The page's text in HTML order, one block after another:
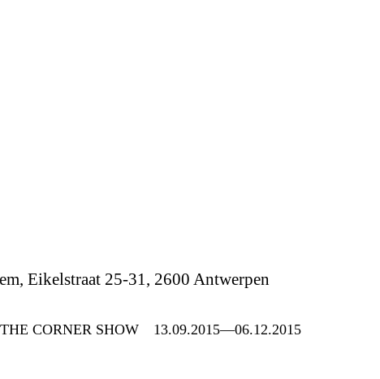
Eikelstraat 25-31, 2600 Antwerpen
THE CORNER SHOW 13.09.2015—06.12.2015